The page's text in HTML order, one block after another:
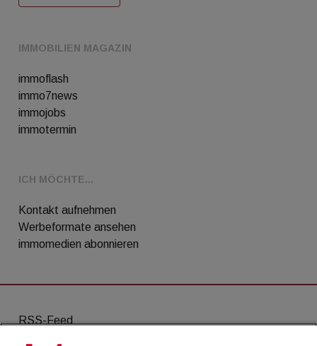
IMMOBILIEN MAGAZIN
immoflash
immo7news
immojobs
immotermin
ICH MÖCHTE...
Kontakt aufnehmen
Werbeformate ansehen
immomedien abonnieren
RSS-Feed